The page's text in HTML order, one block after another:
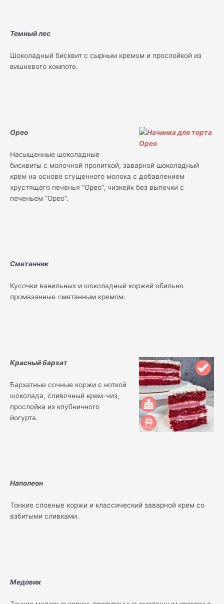
Темный лес
Шоколадный бисквит с сырным кремом и прослойкой из
вишневого компоте.
Орео
Насыщенные шоколадные
бисквиты с молочной пропиткой, заварной шоколадный
крем на основе сгущенного молока с добавлением
хрустящего печенья “Орео”, чизкейк без выпечки с
печеньем “Орео”.
Сметанник
Кусочки ванильных и шоколадный коржей обильно
промазанные сметанным кремом.
Красный бархат
Бархатные сочные коржи с ноткой
шоколада, сливочный крем-чиз,
прослойка из клубничного
йогурта.
Наполеон
Тонкие слоеные коржи и классический заварной крем со
взбитыми сливками.
Медовик